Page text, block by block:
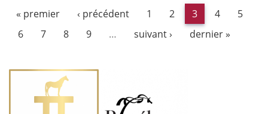
« premier ‹ précédent 1 2 3 4
5
6
7 8 9 … suivant › dernier »